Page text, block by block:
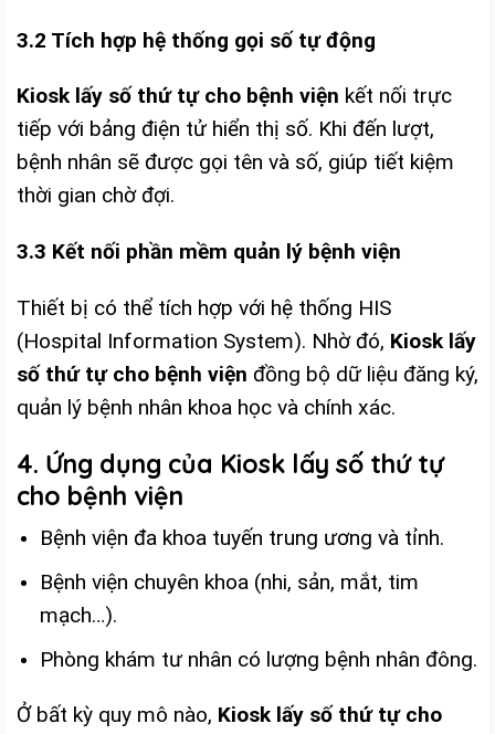
3.2 Tích hợp hệ thống gọi số tự động
Kiosk lấy số thứ tự cho bệnh viện kết nối trực
tiếp với bảng điện tử hiển thị số. Khi đến lượt,
bệnh nhân sẽ được gọi tên và số, giúp tiết kiệm
thời gian chờ đợi.
3.3 Kết nối phần mềm quản lý bệnh viện
Thiết bị có thể tích hợp với hệ thống HIS
(Hospital Information System). Nhờ đó, Kiosk lấy
số thứ tự cho bệnh viện đồng bộ dữ liệu đăng ký,
quản lý bệnh nhân khoa học và chính xác.
4. Ứng dụng của Kiosk lấy số thứ tự
cho bệnh viện
Bệnh viện đa khoa tuyến trung ương và tỉnh.
Bệnh viện chuyên khoa (nhi, sản, mắt, tim
mạch…).
Phòng khám tư nhân có lượng bệnh nhân đông.
Ở bất kỳ quy mô nào, Kiosk lấy số thứ tự cho